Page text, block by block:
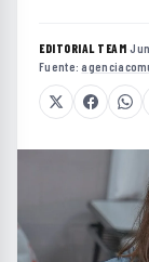
EDITORIAL TEAM·
Fuente: